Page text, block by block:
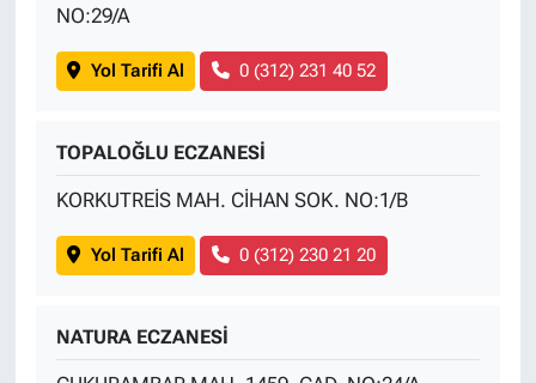
NO:29/A
Yol Tarifi Al 0 (312) 231 40 52
TOPALOĞLU ECZANESİ
KORKUTREİS MAH. CİHAN SOK. NO:1/B
Yol Tarifi Al 0 (312) 230 21 20
NATURA ECZANESİ